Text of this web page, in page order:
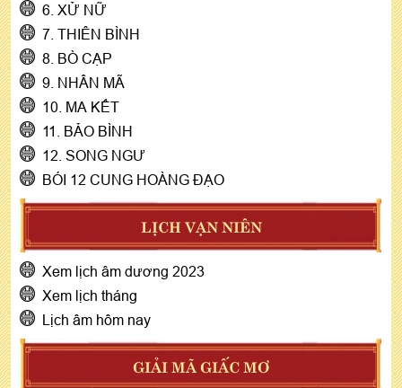
6. XỬ NỮ
7. THIÊN BÌNH
8. BÒ CẠP
9. NHÂN MÃ
10. MA KẾT
11. BẢO BÌNH
12. SONG NGƯ
BÓI 12 CUNG HOÀNG ĐẠO
LỊCH VẠN NIÊN
Xem lịch âm dương 2023
Xem lịch tháng
Lịch âm hôm nay
GIẢI MÃ GIẤC MƠ